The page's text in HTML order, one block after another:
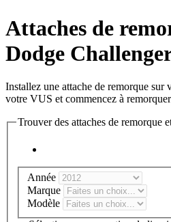
Attaches de
Dodge
Installez une attache de remorque
votre VUS et commencez à
Trouver des attaches de remorque
Année
Marque
Modèle